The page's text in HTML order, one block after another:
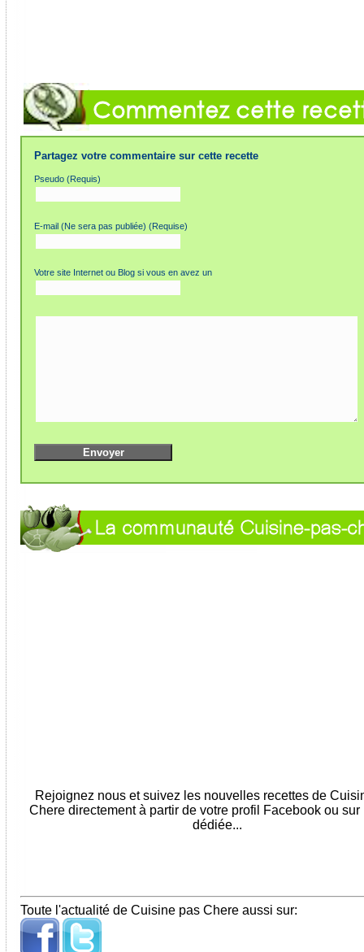
Partagez votre commentaire sur cette recette
Pseudo (Requis)
E-mail (Ne sera pas publiée) (Requise)
Votre site Internet ou Blog si vous en avez un
Rejoignez nous et suivez les nouvelles recettes de
Chere directement à partir de votre profil Facebook ou sur
dédiée...
Toute l'actualité de Cuisine pas Chere aussi sur: